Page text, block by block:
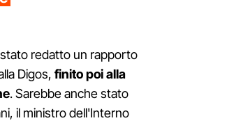
redatto un rapporto
Digos, finito poi alla
. Sarebbe anche stato
il ministro dell'Interno